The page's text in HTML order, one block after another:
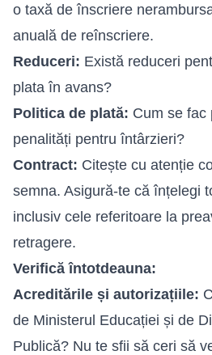
o taxă de înscriere
anuală de reînscriere.
Reduceri: Există reduceri
plata în avans?
Politica de plată: Cum se fac
penalități pentru întârzieri?
Contract: Citește cu atenție
semna. Asigură-te că înțelegi
inclusiv cele referitoare la
retragere.
Verifică întotdeauna:
Acreditările și autorizațiile:
de Ministerul Educației și de
Publică? Nu te sfii să ceri să